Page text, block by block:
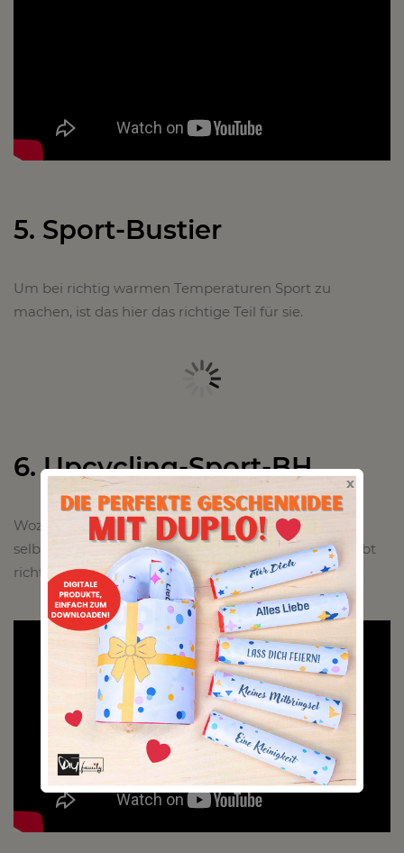
x
5. Sport-Bustier
Um bei richtig warmen Temperaturen Sport zu
machen, ist das hier das richtige Teil für sie.
6. Upcycling-Sport-BH
Wozu teure Sport-BHs kaufen, wenn man ihn sich
selber aus einer Unterhose machen kann? Ja, ihr habt
richtig gelesen.